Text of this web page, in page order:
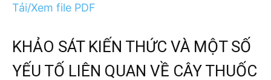
Tải/Xem file PDF
KHẢO SÁT KIẾN THỨC VÀ MỘT SỐ
YẾU TỐ LIÊN QUAN VỀ CÂY THUỐC